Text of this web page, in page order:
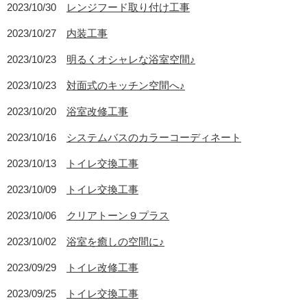
2023/10/30 レンジフード取り付け工事
2023/10/27 内装工事
2023/10/23 明るくオシャレな浴室空間♪
2023/10/23 対面式のキッチン空間へ♪
2023/10/20 浴室改修工事
2023/10/16 システムバスのカラーコーディネート
2023/10/13 トイレ交換工事
2023/10/09 トイレ交換工事
2023/10/06 クリアトーン９プラス
2023/10/02 浴室を癒しの空間に♪
2023/09/29 トイレ改修工事
2023/09/25 トイレ交換工事